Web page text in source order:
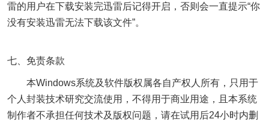
雷的用户在下载安装完迅雷后记得开启，否则会一直提示“你
没有安装迅雷无法下载该文件”。
七、免责条款
本Windows系统及软件版权属各自产权人所有，只用于
个人封装技术研究交流使用，不得用于商业用途，且本系统
制作者不承担任何技术及版权问题，请在试用后24小时内删